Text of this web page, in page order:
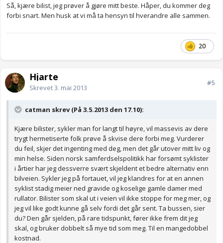
Så, kjære bilist, jeg prøver å gjøre mitt beste. Håper, du kommer deg
forbi snart. Men husk at vi må ta hensyn til hverandre alle sammen.
20
Hjarte
Skrevet3. mai 2013
#5
catman skrev (På 3.5.2013 den 17.10):
Kjære bilister, sykler man for langt til høyre, vil massevis av dere
trygt hermetiserte folk prøve å skvise dere forbi meg. Vurderer
du feil, skjer det ingenting med deg, men det går utover mitt liv og
min helse. Siden norsk samferdselspolitikk har forsømt syklister
i årtier har jeg dessverre svært skjeldent et bedre alternativ enn
bilveien. Sykler jeg på fortauet, vil jeg klandres for at en annen
syklist stadig meier ned gravide og koselige gamle damer med
rullator. Bilister som skal ut i veien vil ikke stoppe for meg mer, og
jeg vil like godt kunne gå selv fordi det går sent. Ta bussen, sier
du? Den går sjelden, på rare tidspunkt, fører ikke frem dit jeg
skal, og bruker dobbelt så mye tid som meg. Til en mangedobbel
kostnad.